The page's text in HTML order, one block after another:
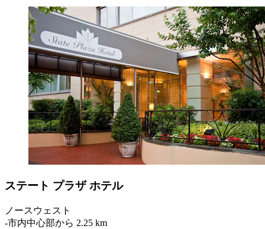
ステート プラザ ホテル
ノースウェスト
‐市内中心部から 2.25 km